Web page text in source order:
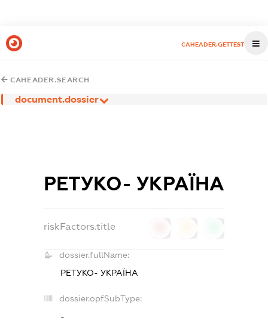
CAHEADER.GETTEST
CAHEADER.SEARCH
document.dossier
РЕТУКО- УКРАЇНА
riskFactors.title
dossier.fullName:
РЕТУКО- УКРАЇНА
dossier.opfSubType:
-